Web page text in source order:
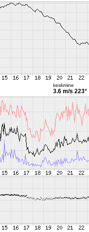
keskmine
3.6 m/s 223°